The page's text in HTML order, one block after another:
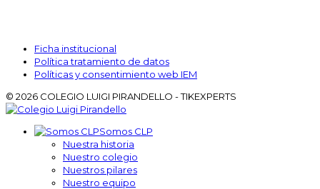
Ficha institucional
Política tratamiento de datos
Políticas y consentimiento web IEM
© 2026 COLEGIO LUIGI PIRANDELLO - TIKEXPERTS
Somos CLP
Nuestra historia
Nuestro colegio
Nuestros pilares
Nuestro equipo